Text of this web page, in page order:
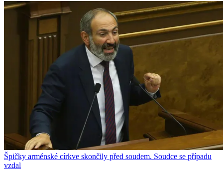
Špičky arménské církve skončily před soudem. Soudce se případu
vzdal